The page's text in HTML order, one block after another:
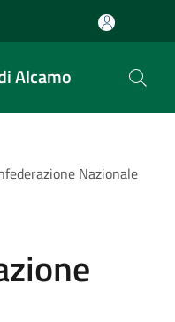
Alcamo
Nazionale